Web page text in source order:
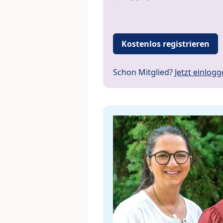
Kostenlos registrieren
Schon Mitglied? Jetzt